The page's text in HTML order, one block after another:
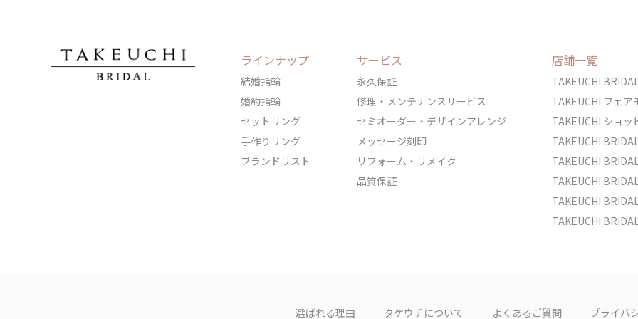
ラインナップ
結婚指輪
婚約指輪
セットリング
手作りリング
ブランドリスト
サービス
永久保証
修理・メンテナンスサービス
セミオーダー・デザインアレンジ
メッセージ刻印
リフォーム・リメイク
品質保証
店舗一覧
TAKEUCHI
TAKEUCHI フェ
TAKEUCHI ショ
TAKEUCHI
TAKEUCHI
TAKEUCHI
TAKEUCHI
TAKEUCHI
選ばれる理由 タケウチについて よくあるご質問 プライバ